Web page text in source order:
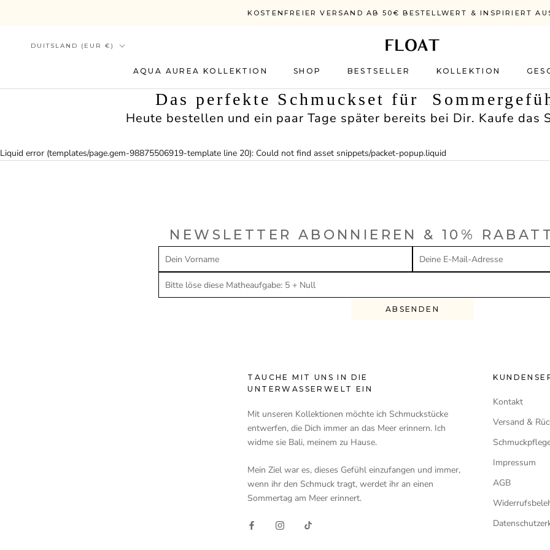
KOSTENFREIER VERSAND AB 50€ BESTELLWERT & INSPIRIERT
AQUA AUREA KOLLEKTION
SHOP
BESTSELLER
KOLLEKTION
Land/regio
DUITSLAND (EUR €)
Das perfekte Schmuckset für
Heute bestellen und ein paar Tage später bereits bei Dir. Kaufe das
Liquid error (templates/page.gem-98875506919-template line 20): Could not find asset snippets/packet-popup.liquid
NEWSLETTER ABONNIEREN & 10%
ABSENDEN
TAUCHE MIT UNS IN DIE
UNTERWASSERWELT EIN
Mit unseren Kollektionen möchte ich Schmuckstücke
entwerfen, die Dich immer an das Meer erinnern. Ich
widme sie Bali, meinem zu Hause.
Mein Ziel war es, dieses Gefühl einzufangen und immer,
wenn ihr den Schmuck tragt, werdet ihr an einen
Sommertag am Meer erinnert.
Kontakt
Versand &
Impressum
AGB